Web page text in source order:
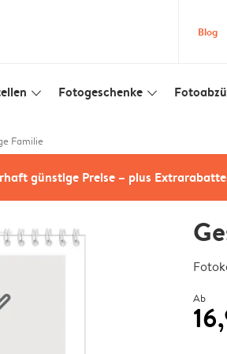
Blog
slim_arrow_down Fotogeschenke slim_arrow_down
Familie
günstige Preise – plus
Ab